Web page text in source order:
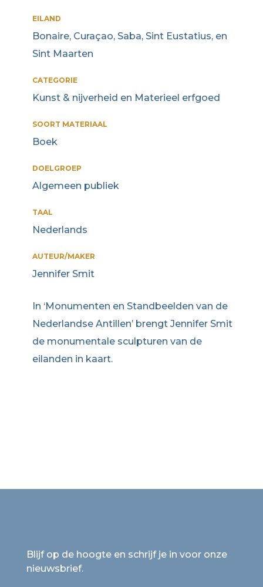
EILAND
Bonaire, Curaçao, Saba, Sint Eustatius, en
Sint Maarten
CATEGORIE
Kunst & nijverheid en Materieel erfgoed
SOORT MATERIAAL
Boek
DOELGROEP
Algemeen publiek
TAAL
Nederlands
AUTEUR/MAKER
Jennifer Smit
In ‘Monumenten en Standbeelden van de
Nederlandse Antillen’ brengt Jennifer Smit
de monumentale sculpturen van de
eilanden in kaart.
Blijf op de hoogte en schrijf je in voor onze
nieuwsbrief.